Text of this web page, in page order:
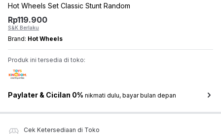
Hot Wheels Set Classic Stunt Random
Rp119.900
S&K Berlaku
Brand: Hot Wheels
Produk ini tersedia di toko:
Paylater & Cicilan 0% nikmati dulu, bayar bulan depan
Cek Ketersediaan di Toko